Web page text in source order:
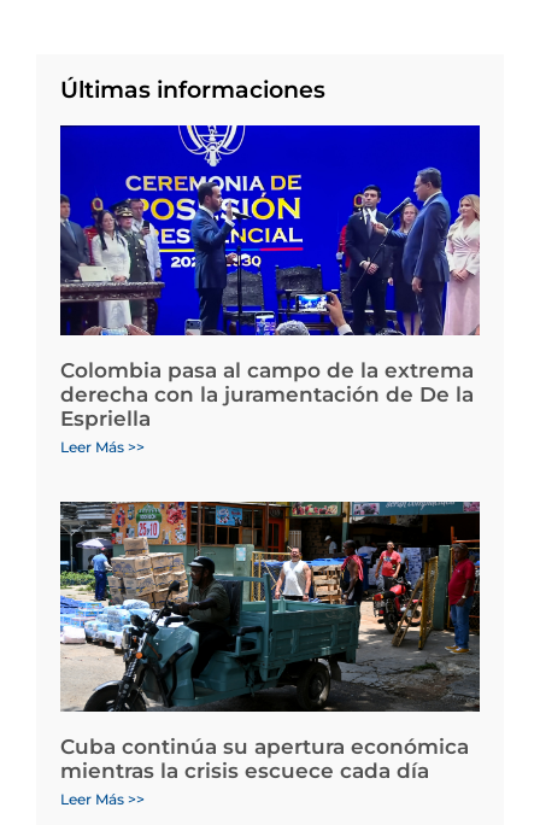
Últimas informaciones
Colombia pasa al campo de la extrema
derecha con la juramentación de De la
Espriella
Leer Más >>
Cuba continúa su apertura económica
mientras la crisis escuece cada día
Leer Más >>